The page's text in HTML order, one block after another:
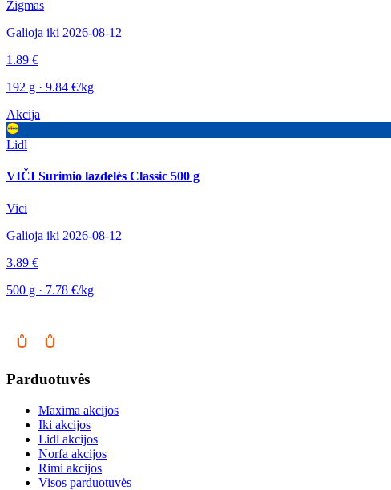
Zigmas
Galioja iki 2026-08-12
1.89 €
192 g · 9.84 €/kg
Akcija
Lidl
VIČI Surimio lazdelės Classic 500 g
Vici
Galioja iki 2026-08-12
3.89 €
500 g · 7.78 €/kg
Parduotuvės
Maxima akcijos
Iki akcijos
Lidl akcijos
Norfa akcijos
Rimi akcijos
Visos parduotuvės